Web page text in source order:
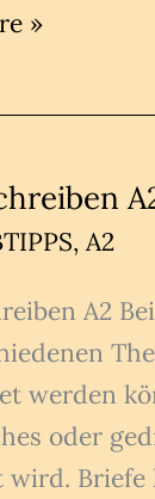
»
, A2
A2
werden
oder
wird.